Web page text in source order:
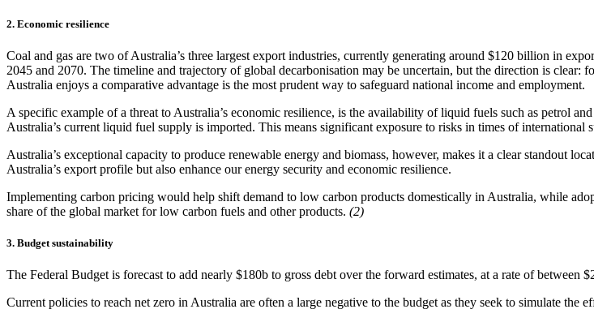
2. Economic resilience​​​​‌ ‍ ​‍​‍‌‍ ‌ ​‍‌‍‍‌‌‍‌ ‌‍‍‌‌‍ ‍​‍​‍​ ‍‍​‍​‍‌ ​ ‌‍​‌‌‍ ‍‌‍‍‌‌ ‌​‌ ‍‌​‍ ‍‌‍‍‌‌‍ ​‍​‍​‍ ​​‍​‍‌‍‍​‌ ​‍‌‍‌‌‌‍‌‍​‍​‍​ ‍‍​‍​‍‌‍‍​‌ ‌​‌ ‌​‌ ​​​ ‍‍​‍ ​‍ ‌‍ ​‌‍ ‌‍​ ‌‍​‌‌‍ ​‌‍‍​‌‍ ‌ ​ ‌ ‌​​ ‍‍​ ​ ​ ​ ​ ​ ​ ​ ​‍ ‌‍‍‌‌‍ ‍‌ ‌​‌‍‌‌‌‍ ‍‌ ‌​​‍ ‌‍‌‌‌‍‌​‌‍‍‌‌ ‌​​‍ ‌‍ ‌‌‍ ‌‍‌​‌‍‌‌​ ‌‌ ​​‌ ​‍‌‍‌‌‌ ​ ‌‍‌‌‌‍ ‍‌ ‌​‌‍​‌‌ ‌​‌‍‍‌‌‍ ‌‍ ‍​ ‍ ‌‍‍‌‌‍‌​​ ‌‌‍‌​​ ‌ ​ ​ ​ ‍​‌‍‌‍​ ‌ ​ ‌‌​ ​‌​‍ ‌‌‍‌​‌‍​‍‌‍​‌‌‍​ ​‍ ‌​ ‌​​ ‌‍​ ‌​​ ​‌​‍ ‌​ ‍‌​ ​‍‌‍​‌‌‍‌‌​‍ ‌‌‍​‌‌‍​ ​ ‌​​ ‌‌​ ‌‍​ ​‍​ ‌​​ ‌​​ ​‍​ ‍​‌‍​‌​ ​‌​ ‍ ‌ ‌​‌ ‍‌‌ ​​‌‍‌‌​ ‌‌ ‌ ‌‍ ‌ ​‍‌‍‍ ​ ‍ ‌ ​​‌‍​‌‌ ‌​‌‍‍​​ ‌‌‍​ ‌‍ ‌‍ ‍‌ ‌​‌‍‌‌‌‍ ‍‌ ‌​​‍‌‌​ ‌‌‌​​‍‌‌ ‌‍‍ ‌‍‌‌‌ ‍‌​‍‌‌​ ​ ‌​‌​​‍‌‌​ ​ ‌​‌​​‍‌‌​ ​‍​ ​‍​ ‌ ​ ‍​​ ‌​​ ‌ ​ ‌​​ ‌‍​ ‍‌‌‍‌‌‌‍‌‌​ ​​​ ‍‌​ ‌‍​‍‌‌​ ​‍​ ​‍​‍‌‌​ ‌‌‌​‌​​‍ ‍‌‍​ ‌‍‍​‌‍‍‌‌‍ ​‌‍‌​‌ ​‍‌‍‌‌‌‍ ‍​‍‌‌​ ‌‌‌​​‍‌‌ ‌‍‍ ‌‍‌‌‌ ‍‌​‍‌‌​ ​ ‌​‌​​‍‌‌​ ​ ‌​‌​​‍‌‌​ ​‍​ ​‍​ ‍‌​ ​‍‌‍‌‌​ ​‍‌‍​‍‌‍​ ‌‍​‍​ ​​​ ‌ ​ ‌‌‌‍​‌​ ​‌​‍‌‌​ ​‍​ ​‍​‍‌‌​ ‌‌‌​‌​​‍ ‍‌ ‌​‌‍‌‌‌ ‍​‌ ‌​​ ‌‍​‍‌‍​‌‌ ​ ‌‍‌‌‌‌‌‌‌ ​‍‌‍ ​​ ‌‌‍‍​‌ ‌​‌ ‌​‌ ​​​‍‌‌​ ​ ‌​​‌​‍‌‌​ ​‍‌​‌‍​‍‌‌​ ​‍‌​‌‍‌‍ ​‌‍ ‌‍​ ‌‍​‌‌‍ ​‌‍‍​‌‍ ‌ ​ ‌ ‌​​‍‌‌​ ​ ‌​​‌​ ​ ​ ​ ​ ​ ​ ​ ​‍‌‍‌‍‍‌‌‍‌​​ ‌‌‍‌​​ ‌ ​ ​ ​ ‍​‌‍‌‍​ ‌ ​ ‌‌​ ​‌​‍ ‌‌‍‌​‌‍​‍‌‍​‌‌‍​ ​‍ ‌​ ‌​​ ‌‍​ ‌​​ ​‌​‍ ‌​ ‍‌​ ​‍‌‍​‌‌‍‌‌​‍ ‌‌‍​‌‌‍​ ​ ‌​​ ‌‌​ ‌‍​ ​‍​ ‌​​ ‌​​ ​‍​ ‍​‌‍​‌​ ​‌​‍‌‍‌ ‌​‌ ‍‌‌ ​​‌‍‌‌​ ‌‌ ‌ ‌‍ ‌ ​‍‌‍‍ ​‍‌‍‌ ​​‌‍​‌‌ ‌​‌‍‍​​ ‌‌‍​ ‌‍ ‌‍ ‍‌ ‌​‌‍‌‌‌‍ ‍‌ ‌​​‍‌‌​ ‌‌‌​​‍‌‌ ‌‍‍ ‌‍‌‌‌ ‍‌​‍‌‌​ ​ ‌​‌​​‍‌‌​ ​ ‌​‌​​‍‌‌​ ​‍​ ​‍​ ‌ ​ ‍​​ ‌​​ ‌ ​ ‌​​ ‌‍​ ‍‌‌‍‌‌‌‍‌‌​ ​​​ ‍‌​ ‌‍​‍‌‌​ ​‍​ ​‍​‍‌‌​ ‌‌‌​‌​​‍ ‍‌‍​ ‌‍‍​‌‍‍‌‌‍ ​‌‍‌​‌ ​‍‌‍‌‌‌‍ ‍​‍‌‌​ ‌‌‌​​‍‌‌ ‌‍‍ ‌‍‌‌‌ ‍‌​‍‌‌​ ​ ‌​‌​​‍‌‌​ ​ ‌​‌​​‍‌‌​ ​‍​ ​‍​ ‍‌​ ​‍‌‍‌‌​ ​‍‌‍​‍‌‍​ ‌‍​‍​ ​​​ ‌ ​ ‌‌‌‍​‌​ ​‌​‍‌‌​ ​‍​ ​‍​‍‌‌​ ‌‌‌​‌​​‍ ‍‌ ‌​‌‍‌‌‌ ‍​‌ ‌​​‍‌‍‌ ​​‌‍‌‌‌ ​‍‌ ​ ‌ ​​‌‍‌‌‌‍​ ‌ ‌​‌‍‍‌‌ ‌‍‌‍‌‌​ ‌‌ ​​‌ ‌‌‌‍​‍‌‍ ​‌‍‍‌‌ ​ ‌‍‍​‌‍‌‌‌‍‌​​‍​‍‌ ‌
Coal and gas are two of Australia’s three largest export industries, currently generating around $120 billion in
2045 and 2070. The timeline and trajectory of global decarbonisation may be uncertain, but the direction is
Australia enjoys a comparative advantage is the most prudent way to safeguard national income and employment.​​​​‌ ‍ ​‍​‍‌‍ ‌ ​‍‌‍‍‌‌‍‌ ‌‍‍‌‌‍ ‍​‍​‍​ ‍‍​‍​‍‌ ​ ‌‍​‌‌‍ ‍‌‍‍‌‌ ‌​‌ ‍‌​‍ ‍‌‍‍‌‌‍ ​‍​‍​‍ ​​‍​‍‌‍‍​‌ ​‍‌‍‌‌‌‍‌‍​‍​‍​ ‍‍​‍​‍‌‍‍​‌ ‌​‌ ‌​‌ ​​​ ‍‍​‍ ​‍ ‌‍ ​‌‍ ‌‍​ ‌‍​‌‌‍ ​‌‍‍​‌‍ ‌ ​ ‌ ‌​​ ‍‍​ ​ ​ ​ ​ ​ ​ ​ ​‍ ‌‍‍‌‌‍ ‍‌ ‌​‌‍‌‌‌‍ ‍‌ ‌​​‍ ‌‍‌‌‌‍‌​‌‍‍‌‌ ‌​​‍ ‌‍ ‌‌‍ ‌‍‌​‌‍‌‌​ ‌‌ ​​‌ ​‍‌‍‌‌‌ ​ ‌‍‌‌‌‍ ‍‌ ‌​‌‍​‌‌ ‌​‌‍‍‌‌‍ ‌‍ ‍​ ‍ ‌‍‍‌‌‍‌​​ ‌‌‍‌​​ ‌ ​ ​ ​ ‍​‌‍‌‍​ ‌ ​ ‌‌​ ​‌​‍ ‌‌‍‌​‌‍​‍‌‍​‌‌‍​ ​‍ ‌​ ‌​​ ‌‍​ ‌​​ ​‌​‍ ‌​ ‍‌​ ​‍‌‍​‌‌‍‌‌​‍ ‌‌‍​‌‌‍​ ​ ‌​​ ‌‌​ ‌‍​ ​‍​ ‌​​ ‌​​ ​‍​ ‍​‌‍​‌​ ​‌​ ‍ ‌ ‌​‌ ‍‌‌ ​​‌‍‌‌​ ‌‌ ‌ ‌‍ ‌ ​‍‌‍‍ ​ ‍ ‌ ​​‌‍​‌‌ ‌​‌‍‍​​ ‌‌‍​ ‌‍ ‌‍ ‍‌ ‌​‌‍‌‌‌‍ ‍‌ ‌​​‍‌‌​ ‌‌‌​​‍‌‌ ‌‍‍ ‌‍‌‌‌ ‍‌​‍‌‌​ ​ ‌​‌​​‍‌‌​ ​ ‌​‌​​‍‌‌​ ​‍​ ​‍​ ‌ ‌‍‌‌‌‍‌‍​ ‌‍​ ‌ ​ ‌‌​ ‌ ​ ‍​‌‍​‍​ ‌​​ ‌ ​ ​ ​‍‌‌​ ​‍​ ​‍​‍‌‌​ ‌‌‌​‌​​‍ ‍‌‍​ ‌‍‍​‌‍‍‌‌‍ ​‌‍‌​‌ ​‍‌‍‌‌‌‍ ‍​‍‌‌​ ‌‌‌​​‍‌‌ ‌‍‍ ‌‍‌‌‌ ‍‌​‍‌‌​ ​ ‌​‌​​‍‌‌​ ​ ‌​‌​​‍‌‌​ ​‍​ ​‍​ ‌‍​ ‍​​ ​‍‌‍‌‍​ ​ ​ ‌‍​ ​​‌‍​ ​ ​‌‌‍‌​​ ​‌​ ‌​​‍‌‌​ ​‍​ ​‍​‍‌‌​ ‌‌‌​‌​​‍ ‍‌ ‌​‌‍‌‌‌ ‍​‌ ‌​​ ‌‍​‍‌‍​‌‌ ​ ‌‍‌‌‌‌‌‌‌ ​‍‌‍ ​​ ‌‌‍‍​‌ ‌​‌ ‌​‌ ​​​‍‌‌​ ​ ‌​​‌​‍‌‌​ ​‍‌​‌‍​‍‌‌​ ​‍‌​‌‍‌‍ ​‌‍ ‌‍​ ‌‍​‌‌‍ ​‌‍‍​‌‍ ‌ ​ ‌ ‌​​‍‌‌​ ​ ‌​​‌​ ​ ​ ​ ​ ​ ​ ​ ​‍‌‍‌‍‍‌‌‍‌​​ ‌‌‍‌​​ ‌ ​ ​ ​ ‍​‌‍‌‍​ ‌ ​ ‌‌​ ​‌​‍ ‌‌‍‌​‌‍​‍‌‍​‌‌‍​ ​‍ ‌​ ‌​​ ‌‍​ ‌​​ ​‌​‍ ‌​ ‍‌​ ​‍‌‍​‌‌‍‌‌​‍ ‌‌‍​‌‌‍​ ​ ‌​​ ‌‌​ ‌‍​ ​‍​ ‌​​ ‌​​ ​‍​ ‍​‌‍​‌​ ​‌​‍‌‍‌ ‌​‌ ‍‌‌ ​​‌‍‌‌​ ‌‌ ‌ ‌‍ ‌ ​‍‌‍‍ ​‍‌‍‌ ​​‌‍​‌‌ ‌​‌‍‍​​ ‌‌‍​ ‌‍ ‌‍ ‍‌ ‌​‌‍‌‌‌‍ ‍‌ ‌​​‍‌‌​ ‌‌‌​​‍‌‌ ‌‍‍ ‌‍‌‌‌ ‍‌​‍‌‌​ ​ ‌​‌​​‍‌‌​ ​ ‌​‌​​‍‌‌​ ​‍​ ​‍​ ‌ ‌‍‌‌‌‍‌‍​ ‌‍​ ‌ ​ ‌‌​ ‌ ​ ‍​‌‍​‍​ ‌​​ ‌ ​ ​ ​‍‌‌​ ​‍​ ​‍​‍‌‌​ ‌‌‌​‌​​‍ ‍‌‍​ ‌‍‍​‌‍‍‌‌‍ ​‌‍‌​‌ ​‍‌‍‌‌‌‍ ‍​‍‌‌​ ‌‌‌​​‍‌‌ ‌‍‍ ‌‍‌‌‌ ‍‌​‍‌‌​ ​ ‌​‌​​‍‌‌​ ​ ‌​‌​​‍‌‌​ ​‍​ ​‍​ ‌‍​ ‍​​ ​‍‌‍‌‍​ ​ ​ ‌‍​ ​​‌‍​ ​ ​‌‌‍‌​​ ​‌​ ‌​​‍‌‌​ ​‍​ ​‍​‍‌‌​ ‌‌‌​‌​​‍ ‍‌ ‌​‌‍‌‌‌ ‍​‌ ‌​​‍‌‍‌ ​​‌‍‌‌‌ ​‍‌ ​ ‌ ​​‌‍‌‌‌‍​ ‌ ‌​‌‍‍‌‌ ‌‍‌‍‌‌​ ‌‌ ​​‌ ‌‌‌‍​‍‌‍ ​‌‍‍‌‌ ​ ‌‍‍​‌‍‌‌‌‍‌​​‍​‍‌ ‌
A specific example of a threat to Australia’s economic resilience, is the availability of liquid fuels such as petrol
Australia’s current liquid fuel supply is imported. This means significant exposure to risks in times of international supply chain disruption during wars or trade conflicts.​​​​‌
Australia’s exceptional capacity to produce renewable energy and biomass, however, makes it a clear standout
Australia’s export profile but also enhance our energy security and economic resilience.​​​​‌ ‍ ​‍​‍‌‍ ‌ ​‍‌‍‍‌‌‍‌ ‌‍‍‌‌‍ ‍​‍​‍​ ‍‍​‍​‍‌ ​ ‌‍​‌‌‍ ‍‌‍‍‌‌ ‌​‌ ‍‌​‍ ‍‌‍‍‌‌‍ ​‍​‍​‍ ​​‍​‍‌‍‍​‌ ​‍‌‍‌‌‌‍‌‍​‍​‍​ ‍‍​‍​‍‌‍‍​‌ ‌​‌ ‌​‌ ​​​ ‍‍​‍ ​‍ ‌‍ ​‌‍ ‌‍​ ‌‍​‌‌‍ ​‌‍‍​‌‍ ‌ ​ ‌ ‌​​ ‍‍​ ​ ​ ​ ​ ​ ​ ​ ​‍ ‌‍‍‌‌‍ ‍‌ ‌​‌‍‌‌‌‍ ‍‌ ‌​​‍ ‌‍‌‌‌‍‌​‌‍‍‌‌ ‌​​‍ ‌‍ ‌‌‍ ‌‍‌​‌‍‌‌​ ‌‌ ​​‌ ​‍‌‍‌‌‌ ​ ‌‍‌‌‌‍ ‍‌ ‌​‌‍​‌‌ ‌​‌‍‍‌‌‍ ‌‍ ‍​ ‍ ‌‍‍‌‌‍‌​​ ‌‌‍‌​​ ‌ ​ ​ ​ ‍​‌‍‌‍​ ‌ ​ ‌‌​ ​‌​‍ ‌‌‍‌​‌‍​‍‌‍​‌‌‍​ ​‍ ‌​ ‌​​ ‌‍​ ‌​​ ​‌​‍ ‌​ ‍‌​ ​‍‌‍​‌‌‍‌‌​‍ ‌‌‍​‌‌‍​ ​ ‌​​ ‌‌​ ‌‍​ ​‍​ ‌​​ ‌​​ ​‍​ ‍​‌‍​‌​ ​‌​ ‍ ‌ ‌​‌ ‍‌‌ ​​‌‍‌‌​ ‌‌ ‌ ‌‍ ‌ ​‍‌‍‍ ​ ‍ ‌ ​​‌‍​‌‌ ‌​‌‍‍​​ ‌‌‍​ ‌‍ ‌‍ ‍‌ ‌​‌‍‌‌‌‍ ‍‌ ‌​​‍‌‌​ ‌‌‌​​‍‌‌ ‌‍‍ ‌‍‌‌‌ ‍‌​‍‌‌​ ​ ‌​‌​​‍‌‌​ ​ ‌​‌​​‍‌‌​ ​‍​ ​‍​ ‌ ‌‍‌‌​ ​ ​ ‌‍‌‍​‍‌‍‌​​ ​​​ ​ ‌‍‌​‌‍‌‍​ ​‌​ ‍‌​‍‌‌​ ​‍​ ​‍​‍‌‌​ ‌‌‌​‌​​‍ ‍‌‍​ ‌‍‍​‌‍‍‌‌‍ ​‌‍‌​‌ ​‍‌‍‌‌‌‍ ‍​‍‌‌​ ‌‌‌​​‍‌‌ ‌‍‍ ‌‍‌‌‌ ‍‌​‍‌‌​ ​ ‌​‌​​‍‌‌​ ​ ‌​‌​​‍‌‌​ ​‍​ ​‍​ ‍​‌‍​ ‌‍​‌‌‍‌​​ ‌​​ ‌‍​ ‍‌‌‍​ ​ ‌‍‌‍‌‌​ ‌‍‌‍​ ​‍‌‌​ ​‍​ ​‍​‍‌‌​ ‌‌‌​‌​​‍ ‍‌ ‌​‌‍‌‌‌ ‍​‌ ‌​​ ‌‍​‍‌‍​‌‌ ​ ‌‍‌‌‌‌‌‌‌ ​‍‌‍ ​​ ‌‌‍‍​‌ ‌​‌ ‌​‌ ​​​‍‌‌​ ​ ‌​​‌​‍‌‌​ ​‍‌​‌‍​‍‌‌​ ​‍‌​‌‍‌‍ ​‌‍ ‌‍​ ‌‍​‌‌‍ ​‌‍‍​‌‍ ‌ ​ ‌ ‌​​‍‌‌​ ​ ‌​​‌​ ​ ​ ​ ​ ​ ​ ​ ​‍‌‍‌‍‍‌‌‍‌​​ ‌‌‍‌​​ ‌ ​ ​ ​ ‍​‌‍‌‍​ ‌ ​ ‌‌​ ​‌​‍ ‌‌‍‌​‌‍​‍‌‍​‌‌‍​ ​‍ ‌​ ‌​​ ‌‍​ ‌​​ ​‌​‍ ‌​ ‍‌​ ​‍‌‍​‌‌‍‌‌​‍ ‌‌‍​‌‌‍​ ​ ‌​​ ‌‌​ ‌‍​ ​‍​ ‌​​ ‌​​ ​‍​ ‍​‌‍​‌​ ​‌​‍‌‍‌ ‌​‌ ‍‌‌ ​​‌‍‌‌​ ‌‌ ‌ ‌‍ ‌ ​‍‌‍‍ ​‍‌‍‌ ​​‌‍​‌‌ ‌​‌‍‍​​ ‌‌‍​ ‌‍ ‌‍ ‍‌ ‌​‌‍‌‌‌‍ ‍‌ ‌​​‍‌‌​ ‌‌‌​​‍‌‌ ‌‍‍ ‌‍‌‌‌ ‍‌​‍‌‌​ ​ ‌​‌​​‍‌‌​ ​ ‌​‌​​‍‌‌​ ​‍​ ​‍​ ‌ ‌‍‌‌​ ​ ​ ‌‍‌‍​‍‌‍‌​​ ​​​ ​ ‌‍‌​‌‍‌‍​ ​‌​ ‍‌​‍‌‌​ ​‍​ ​‍​‍‌‌​ ‌‌‌​‌​​‍ ‍‌‍​ ‌‍‍​‌‍‍‌‌‍ ​‌‍‌​‌ ​‍‌‍‌‌‌‍ ‍​‍‌‌​ ‌‌‌​​‍‌‌ ‌‍‍ ‌‍‌‌‌ ‍‌​‍‌‌​ ​ ‌​‌​​‍‌‌​ ​ ‌​‌​​‍‌‌​ ​‍​ ​‍​ ‍​‌‍​ ‌‍​‌‌‍‌​​ ‌​​ ‌‍​ ‍‌‌‍​ ​ ‌‍‌‍‌‌​ ‌‍‌‍​ ​‍‌‌​ ​‍​ ​‍​‍‌‌​ ‌‌‌​‌​​‍ ‍‌ ‌​‌‍‌‌‌ ‍​‌ ‌​​‍‌‍‌ ​​‌‍‌‌‌ ​‍‌ ​ ‌ ​​‌‍‌‌‌‍​ ‌ ‌​‌‍‍‌‌ ‌‍‌‍‌‌​ ‌‌ ​​‌ ‌‌‌‍​‍‌‍ ​‌‍‍‌‌ ​ ‌‍‍​‌‍‌‌‌‍‌​​‍​‍‌ ‌
Implementing carbon pricing would help shift demand to low carbon products domestically in Australia, while
share of the global market for low carbon fuels and other products. ​​​​‌ ‍ ​‍​‍‌‍ ‌ ​‍‌‍‍‌‌‍‌ ‌‍‍‌‌‍ ‍​‍​‍​ ‍‍​‍​‍‌ ​ ‌‍​‌‌‍ ‍‌‍‍‌‌ ‌​‌ ‍‌​‍ ‍‌‍‍‌‌‍ ​‍​‍​‍ ​​‍​‍‌‍‍​‌ ​‍‌‍‌‌‌‍‌‍​‍​‍​ ‍‍​‍​‍‌‍‍​‌ ‌​‌ ‌​‌ ​​​ ‍‍​‍ ​‍ ‌‍ ​‌‍ ‌‍​ ‌‍​‌‌‍ ​‌‍‍​‌‍ ‌ ​ ‌ ‌​​ ‍‍​ ​ ​ ​ ​ ​ ​ ​ ​‍ ‌‍‍‌‌‍ ‍‌ ‌​‌‍‌‌‌‍ ‍‌ ‌​​‍ ‌‍‌‌‌‍‌​‌‍‍‌‌ ‌​​‍ ‌‍ ‌‌‍ ‌‍‌​‌‍‌‌​ ‌‌ ​​‌ ​‍‌‍‌‌‌ ​ ‌‍‌‌‌‍ ‍‌ ‌​‌‍​‌‌ ‌​‌‍‍‌‌‍ ‌‍ ‍​ ‍ ‌‍‍‌‌‍‌​​ ‌‌‍‌​​ ‌ ​ ​ ​ ‍​‌‍‌‍​ ‌ ​ ‌‌​ ​‌​‍ ‌‌‍‌​‌‍​‍‌‍​‌‌‍​ ​‍ ‌​ ‌​​ ‌‍​ ‌​​ ​‌​‍ ‌​ ‍‌​ ​‍‌‍​‌‌‍‌‌​‍ ‌‌‍​‌‌‍​ ​ ‌​​ ‌‌​ ‌‍​ ​‍​ ‌​​ ‌​​ ​‍​ ‍​‌‍​‌​ ​‌​ ‍ ‌ ‌​‌ ‍‌‌ ​​‌‍‌‌​ ‌‌ ‌ ‌‍ ‌ ​‍‌‍‍ ​ ‍ ‌ ​​‌‍​‌‌ ‌​‌‍‍​​ ‌‌‍​ ‌‍ ‌‍ ‍‌ ‌​‌‍‌‌‌‍ ‍‌ ‌​​‍‌‌​ ‌‌‌​​‍‌‌ ‌‍‍ ‌‍‌‌‌ ‍‌​‍‌‌​ ​ ‌​‌​​‍‌‌​ ​ ‌​‌​​‍‌‌​ ​‍​ ​‍‌‍‌‌​ ‌​​ ‌‍‌‍‌‌​ ‍‌‌‍​‌​ ‍​​ ‍​​ ‌​‌‍‌​‌‍​ ‌‍​ ​‍‌‌​ ​‍​ ​‍​‍‌‌​ ‌‌‌​‌​​‍ ‍‌‍​ ‌‍‍​‌‍‍‌‌‍ ​‌‍‌​‌ ​‍‌‍‌‌‌‍ ‍​‍‌‌​ ‌‌‌​​‍‌‌ ‌‍‍ ‌‍‌‌‌ ‍‌​‍‌‌​ ​ ‌​‌​​‍‌‌​ ​ ‌​‌​​‍‌‌​ ​‍​ ​‍​ ‍‌‌‍‌​​ ​‌‌‍​‍​ ​‍​ ‍‌‌‍​ ‌‍‌‌​ ‌ ‌‍​‌‌‍​ ‌‍​ ​‍‌‌​ ​‍​ ​‍​‍‌‌​ ‌‌‌​‌​​‍ ‍‌ ‌​‌‍‌‌‌ ‍​‌ ‌​​ ‌‍​‍‌‍​‌‌ ​ ‌‍‌‌‌‌‌‌‌ ​‍‌‍ ​​ ‌‌‍‍​‌ ‌​‌ ‌​‌ ​​​‍‌‌​ ​ ‌​​‌​‍‌‌​ ​‍‌​‌‍​‍‌‌​ ​‍‌​‌‍‌‍ ​‌‍ ‌‍​ ‌‍​‌‌‍ ​‌‍‍​‌‍ ‌ ​ ‌ ‌​​‍‌‌​ ​ ‌​​‌​ ​ ​ ​ ​ ​ ​ ​ ​‍‌‍‌‍‍‌‌‍‌​​ ‌‌‍‌​​ ‌ ​ ​ ​ ‍​‌‍‌‍​ ‌ ​ ‌‌​ ​‌​‍ ‌‌‍‌​‌‍​‍‌‍​‌‌‍​ ​‍ ‌​ ‌​​ ‌‍​ ‌​​ ​‌​‍ ‌​ ‍‌​ ​‍‌‍​‌‌‍‌‌​‍ ‌‌‍​‌‌‍​ ​ ‌​​ ‌‌​ ‌‍​ ​‍​ ‌​​ ‌​​ ​‍​ ‍​‌‍​‌​ ​‌​‍‌‍‌ ‌​‌ ‍‌‌ ​​‌‍‌‌​ ‌‌ ‌ ‌‍ ‌ ​‍‌‍‍ ​‍‌‍‌ ​​‌‍​‌‌ ‌​‌‍‍​​ ‌‌‍​ ‌‍ ‌‍ ‍‌ ‌​‌‍‌‌‌‍ ‍‌ ‌​​‍‌‌​ ‌‌‌​​‍‌‌ ‌‍‍ ‌‍‌‌‌ ‍‌​‍‌‌​ ​ ‌​‌​​‍‌‌​ ​ ‌​‌​​‍‌‌​ ​‍​ ​‍‌‍‌‌​ ‌​​ ‌‍‌‍‌‌​ ‍‌‌‍​‌​ ‍​​ ‍​​ ‌​‌‍‌​‌‍​ ‌‍​ ​‍‌‌​ ​‍​ ​‍​‍‌‌​ ‌‌‌​‌​​‍ ‍‌‍​ ‌‍‍​‌‍‍‌‌‍ ​‌‍‌​‌ ​‍‌‍‌‌‌‍ ‍​‍‌‌​ ‌‌‌​​‍‌‌ ‌‍‍ ‌‍‌‌‌ ‍‌​‍‌‌​ ​ ‌​‌​​‍‌‌​ ​ ‌​‌​​‍‌‌​ ​‍​ ​‍​ ‍‌‌‍‌​​ ​‌‌‍​‍​ ​‍​ ‍‌‌‍​ ‌‍‌‌​ ‌ ‌‍​‌‌‍​ ‌‍​ ​‍‌‌​ ​‍​ ​‍​‍‌‌​ ‌‌‌​‌​​‍ ‍‌ ‌​‌‍‌‌‌ ‍​‌ ‌​​‍‌‍‌ ​​‌‍‌‌‌ ​‍‌ ​ ‌ ​​‌‍‌‌‌‍​ ‌ ‌​‌‍‍‌‌ ‌‍‌‍‌‌​ ‌‌ ​​‌ ‌‌‌‍​‍‌‍ ​‌‍‍‌‌ ​ ‌‍‍​‌‍‌‌‌‍‌​​‍​‍‌ ‌ (2)​​​​‌ ‍ ​‍​‍‌‍ ‌ ​‍‌‍‍‌‌‍‌ ‌‍‍‌‌‍ ‍​‍​‍​ ‍‍​‍​‍‌ ​ ‌‍​‌‌‍ ‍‌‍‍‌‌ ‌​‌ ‍‌​‍ ‍‌‍‍‌‌‍ ​‍​‍​‍ ​​‍​‍‌‍‍​‌ ​‍‌‍‌‌‌‍‌‍​‍​‍​ ‍‍​‍​‍‌‍‍​‌ ‌​‌ ‌​‌ ​​​ ‍‍​‍ ​‍ ‌‍ ​‌‍ ‌‍​ ‌‍​‌‌‍ ​‌‍‍​‌‍ ‌ ​ ‌ ‌​​ ‍‍​ ​ ​ ​ ​ ​ ​ ​ ​‍ ‌‍‍‌‌‍ ‍‌ ‌​‌‍‌‌‌‍ ‍‌ ‌​​‍ ‌‍‌‌‌‍‌​‌‍‍‌‌ ‌​​‍ ‌‍ ‌‌‍ ‌‍‌​‌‍‌‌​ ‌‌ ​​‌ ​‍‌‍‌‌‌ ​ ‌‍‌‌‌‍ ‍‌ ‌​‌‍​‌‌ ‌​‌‍‍‌‌‍ ‌‍ ‍​ ‍ ‌‍‍‌‌‍‌​​ ‌‌‍‌​​ ‌ ​ ​ ​ ‍​‌‍‌‍​ ‌ ​ ‌‌​ ​‌​‍ ‌‌‍‌​‌‍​‍‌‍​‌‌‍​ ​‍ ‌​ ‌​​ ‌‍​ ‌​​ ​‌​‍ ‌​ ‍‌​ ​‍‌‍​‌‌‍‌‌​‍ ‌‌‍​‌‌‍​ ​ ‌​​ ‌‌​ ‌‍​ ​‍​ ‌​​ ‌​​ ​‍​ ‍​‌‍​‌​ ​‌​ ‍ ‌ ‌​‌ ‍‌‌ ​​‌‍‌‌​ ‌‌ ‌ ‌‍ ‌ ​‍‌‍‍ ​ ‍ ‌ ​​‌‍​‌‌ ‌​‌‍‍​​ ‌‌‍​ ‌‍ ‌‍ ‍‌ ‌​‌‍‌‌‌‍ ‍‌ ‌​​‍‌‌​ ‌‌‌​​‍‌‌ ‌‍‍ ‌‍‌‌‌ ‍‌​‍‌‌​ ​ ‌​‌​​‍‌‌​ ​ ‌​‌​​‍‌‌​ ​‍​ ​‍‌‍‌‌​ ‌​​ ‌‍‌‍‌‌​ ‍‌‌‍​‌​ ‍​​ ‍​​ ‌​‌‍‌​‌‍​ ‌‍​ ​‍‌‌​ ​‍​ ​‍​‍‌‌​ ‌‌‌​‌​​‍ ‍‌‍​ ‌‍‍​‌‍‍‌‌‍ ​‌‍‌​‌ ​‍‌‍‌‌‌‍ ‍​‍‌‌​ ‌‌‌​​‍‌‌ ‌‍‍ ‌‍‌‌‌ ‍‌​‍‌‌​ ​ ‌​‌​​‍‌‌​ ​ ‌​‌​​‍‌‌​ ​‍​ ​‍​ ‍‌​ ‌‍‌‍​ ​ ‌‍‌‍​‌‌‍​ ​ ​ ‌‍‌‍‌‍‌‌‌‍​‍‌‍​‍​ ​‌​‍‌‌​ ​‍​ ​‍​‍‌‌​ ‌‌‌​‌​​‍ ‍‌ ‌​‌‍‌‌‌ ‍​‌ ‌​​ ‌‍​‍‌‍​‌‌ ​ ‌‍‌‌‌‌‌‌‌ ​‍‌‍ ​​ ‌‌‍‍​‌ ‌​‌ ‌​‌ ​​​‍‌‌​ ​ ‌​​‌​‍‌‌​ ​‍‌​‌‍​‍‌‌​ ​‍‌​‌‍‌‍ ​‌‍ ‌‍​ ‌‍​‌‌‍ ​‌‍‍​‌‍ ‌ ​ ‌ ‌​​‍‌‌​ ​ ‌​​‌​ ​ ​ ​ ​ ​ ​ ​ ​‍‌‍‌‍‍‌‌‍‌​​ ‌‌‍‌​​ ‌ ​ ​ ​ ‍​‌‍‌‍​ ‌ ​ ‌‌​ ​‌​‍ ‌‌‍‌​‌‍​‍‌‍​‌‌‍​ ​‍ ‌​ ‌​​ ‌‍​ ‌​​ ​‌​‍ ‌​ ‍‌​ ​‍‌‍​‌‌‍‌‌​‍ ‌‌‍​‌‌‍​ ​ ‌​​ ‌‌​ ‌‍​ ​‍​ ‌​​ ‌​​ ​‍​ ‍​‌‍​‌​ ​‌​‍‌‍‌ ‌​‌ ‍‌‌ ​​‌‍‌‌​ ‌‌ ‌ ‌‍ ‌ ​‍‌‍‍ ​‍‌‍‌ ​​‌‍​‌‌ ‌​‌‍‍​​ ‌‌‍​ ‌‍ ‌‍ ‍‌ ‌​‌‍‌‌‌‍ ‍‌ ‌​​‍‌‌​ ‌‌‌​​‍‌‌ ‌‍‍ ‌‍‌‌‌ ‍‌​‍‌‌​ ​ ‌​‌​​‍‌‌​ ​ ‌​‌​​‍‌‌​ ​‍​ ​‍‌‍‌‌​ ‌​​ ‌‍‌‍‌‌​ ‍‌‌‍​‌​ ‍​​ ‍​​ ‌​‌‍‌​‌‍​ ‌‍​ ​‍‌‌​ ​‍​ ​‍​‍‌‌​ ‌‌‌​‌​​‍ ‍‌‍​ ‌‍‍​‌‍‍‌‌‍ ​‌‍‌​‌ ​‍‌‍‌‌‌‍ ‍​‍‌‌​ ‌‌‌​​‍‌‌ ‌‍‍ ‌‍‌‌‌ ‍‌​‍‌‌​ ​ ‌​‌​​‍‌‌​ ​ ‌​‌​​‍‌‌​ ​‍​ ​‍​ ‍‌​ ‌‍‌‍​ ​ ‌‍‌‍​‌‌‍​ ​ ​ ‌‍‌‍‌‍‌‌‌‍​‍‌‍​‍​ ​‌​‍‌‌​ ​‍​ ​‍​‍‌‌​ ‌‌‌​‌​​‍ ‍‌ ‌​‌‍‌‌‌ ‍​‌ ‌​​‍‌‍‌ ​​‌‍‌‌‌ ​‍‌ ​ ‌ ​​‌‍‌‌‌‍​ ‌ ‌​‌‍‍‌‌ ‌‍‌‍‌‌​ ‌‌ ​​‌ ‌‌‌‍​‍‌‍ ​‌‍‍‌‌ ​ ‌‍‍​‌‍‌‌‌‍‌​​‍​‍‌ ‌
3. Budget sustainability​​​​‌ ‍ ​‍​‍‌‍ ‌ ​‍‌‍‍‌‌‍‌ ‌‍‍‌‌‍ ‍​‍​‍​ ‍‍​‍​‍‌ ​ ‌‍​‌‌‍ ‍‌‍‍‌‌ ‌​‌ ‍‌​‍ ‍‌‍‍‌‌‍ ​‍​‍​‍ ​​‍​‍‌‍‍​‌ ​‍‌‍‌‌‌‍‌‍​‍​‍​ ‍‍​‍​‍‌‍‍​‌ ‌​‌ ‌​‌ ​​​ ‍‍​‍ ​‍ ‌‍ ​‌‍ ‌‍​ ‌‍​‌‌‍ ​‌‍‍​‌‍ ‌ ​ ‌ ‌​​ ‍‍​ ​ ​ ​ ​ ​ ​ ​ ​‍ ‌‍‍‌‌‍ ‍‌ ‌​‌‍‌‌‌‍ ‍‌ ‌​​‍ ‌‍‌‌‌‍‌​‌‍‍‌‌ ‌​​‍ ‌‍ ‌‌‍ ‌‍‌​‌‍‌‌​ ‌‌ ​​‌ ​‍‌‍‌‌‌ ​ ‌‍‌‌‌‍ ‍‌ ‌​‌‍​‌‌ ‌​‌‍‍‌‌‍ ‌‍ ‍​ ‍ ‌‍‍‌‌‍‌​​ ‌‌‍‌​​ ‌ ​ ​ ​ ‍​‌‍‌‍​ ‌ ​ ‌‌​ ​‌​‍ ‌‌‍‌​‌‍​‍‌‍​‌‌‍​ ​‍ ‌​ ‌​​ ‌‍​ ‌​​ ​‌​‍ ‌​ ‍‌​ ​‍‌‍​‌‌‍‌‌​‍ ‌‌‍​‌‌‍​ ​ ‌​​ ‌‌​ ‌‍​ ​‍​ ‌​​ ‌​​ ​‍​ ‍​‌‍​‌​ ​‌​ ‍ ‌ ‌​‌ ‍‌‌ ​​‌‍‌‌​ ‌‌ ‌ ‌‍ ‌ ​‍‌‍‍ ​ ‍ ‌ ​​‌‍​‌‌ ‌​‌‍‍​​ ‌‌‍​ ‌‍ ‌‍ ‍‌ ‌​‌‍‌‌‌‍ ‍‌ ‌​​‍‌‌​ ‌‌‌​​‍‌‌ ‌‍‍ ‌‍‌‌‌ ‍‌​‍‌‌​ ​ ‌​‌​​‍‌‌​ ​ ‌​‌​​‍‌‌​ ​‍​ ​‍​ ‍‌‌‍​‌​ ‌ ​ ‌‍​ ‍​‌‍​ ​ ‌‌​ ​​​ ​‍​ ​‌‌‍​ ​ ​​​‍‌‌​ ​‍​ ​‍​‍‌‌​ ‌‌‌​‌​​‍ ‍‌‍​ ‌‍‍​‌‍‍‌‌‍ ​‌‍‌​‌ ​‍‌‍‌‌‌‍ ‍​‍‌‌​ ‌‌‌​​‍‌‌ ‌‍‍ ‌‍‌‌‌ ‍‌​‍‌‌​ ​ ‌​‌​​‍‌‌​ ​ ‌​‌​​‍‌‌​ ​‍​ ​‍‌‍‌‍​ ‌‍​ ​‌​ ‌​​ ‌ ‌‍​ ‌‍​‍‌‍‌‌​ ‌ ​ ​ ‌‍‌​​ ‌‌​‍‌‌​ ​‍​ ​‍​‍‌‌​ ‌‌‌​‌​​‍ ‍‌ ‌​‌‍‌‌‌ ‍​‌ ‌​​ ‌‍​‍‌‍​‌‌ ​ ‌‍‌‌‌‌‌‌‌ ​‍‌‍ ​​ ‌‌‍‍​‌ ‌​‌ ‌​‌ ​​​‍‌‌​ ​ ‌​​‌​‍‌‌​ ​‍‌​‌‍​‍‌‌​ ​‍‌​‌‍‌‍ ​‌‍ ‌‍​ ‌‍​‌‌‍ ​‌‍‍​‌‍ ‌ ​ ‌ ‌​​‍‌‌​ ​ ‌​​‌​ ​ ​ ​ ​ ​ ​ ​ ​‍‌‍‌‍‍‌‌‍‌​​ ‌‌‍‌​​ ‌ ​ ​ ​ ‍​‌‍‌‍​ ‌ ​ ‌‌​ ​‌​‍ ‌‌‍‌​‌‍​‍‌‍​‌‌‍​ ​‍ ‌​ ‌​​ ‌‍​ ‌​​ ​‌​‍ ‌​ ‍‌​ ​‍‌‍​‌‌‍‌‌​‍ ‌‌‍​‌‌‍​ ​ ‌​​ ‌‌​ ‌‍​ ​‍​ ‌​​ ‌​​ ​‍​ ‍​‌‍​‌​ ​‌​‍‌‍‌ ‌​‌ ‍‌‌ ​​‌‍‌‌​ ‌‌ ‌ ‌‍ ‌ ​‍‌‍‍ ​‍‌‍‌ ​​‌‍​‌‌ ‌​‌‍‍​​ ‌‌‍​ ‌‍ ‌‍ ‍‌ ‌​‌‍‌‌‌‍ ‍‌ ‌​​‍‌‌​ ‌‌‌​​‍‌‌ ‌‍‍ ‌‍‌‌‌ ‍‌​‍‌‌​ ​ ‌​‌​​‍‌‌​ ​ ‌​‌​​‍‌‌​ ​‍​ ​‍​ ‍‌‌‍​‌​ ‌ ​ ‌‍​ ‍​‌‍​ ​ ‌‌​ ​​​ ​‍​ ​‌‌‍​ ​ ​​​‍‌‌​ ​‍​ ​‍​‍‌‌​ ‌‌‌​‌​​‍ ‍‌‍​ ‌‍‍​‌‍‍‌‌‍ ​‌‍‌​‌ ​‍‌‍‌‌‌‍ ‍​‍‌‌​ ‌‌‌​​‍‌‌ ‌‍‍ ‌‍‌‌‌ ‍‌​‍‌‌​ ​ ‌​‌​​‍‌‌​ ​ ‌​‌​​‍‌‌​ ​‍​ ​‍‌‍‌‍​ ‌‍​ ​‌​ ‌​​ ‌ ‌‍​ ‌‍​‍‌‍‌‌​ ‌ ​ ​ ‌‍‌​​ ‌‌​‍‌‌​ ​‍​ ​‍​‍‌‌​ ‌‌‌​‌​​‍ ‍‌ ‌​‌‍‌‌‌ ‍​‌ ‌​​‍‌‍‌ ​​‌‍‌‌‌ ​‍‌ ​ ‌ ​​‌‍‌‌‌‍​ ‌ ‌​‌‍‍‌‌ ‌‍‌‍‌‌​ ‌‌ ​​‌ ‌‌‌‍​‍‌‍ ​‌‍‍‌‌ ​ ‌‍‍​‌‍‌‌‌‍‌​​‍​‍‌ ‌
The Federal Budget is forecast to add nearly $180b to gross debt over the forward estimates, at a rate of between $27b and $47b per year.
Current policies to reach net zero in Australia are often a large negative to the budget as they seek to simulate the effect of a carbon price.​​​​‌